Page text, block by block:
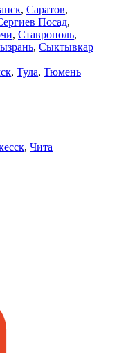
, Саратов,
Посад,
, Ставрополь,
, Сыктывкар
, Тула, Тюмень
, Чита